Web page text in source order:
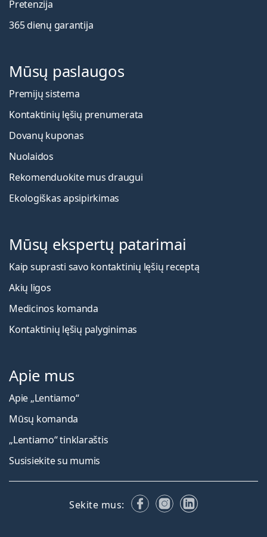
Pretenzija
365 dienų garantija
Mūsų paslaugos
Premijų sistema
Kontaktinių lęšių prenumerata
Dovanų kuponas
Nuolaidos
Rekomenduokite mus draugui
Ekologiškas apsipirkimas
Mūsų ekspertų patarimai
Kaip suprasti savo kontaktinių lęšių receptą
Akių ligos
Medicinos komanda
Kontaktinių lęšių palyginimas
Apie mus
Apie „Lentiamo“
Mūsų komanda
„Lentiamo“ tinklaraštis
Susisiekite su mumis
Sekite mus: FacebookInstagram
LinkedIn